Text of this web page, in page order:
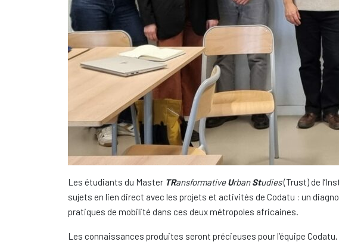
Les étudiants du Master TRansformativeUrbanStudies(Trust) de
sujets en lien direct avec les projets et activités de Codatu : un
pratiques de mobilité dans ces deux métropoles africaines.
Les connaissances produites seront précieuses pour l’équipe